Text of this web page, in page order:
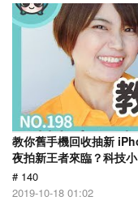
教你舊手機回收抽新
夜拍新王者來臨？科技
# 140
2019-10-18 01:02